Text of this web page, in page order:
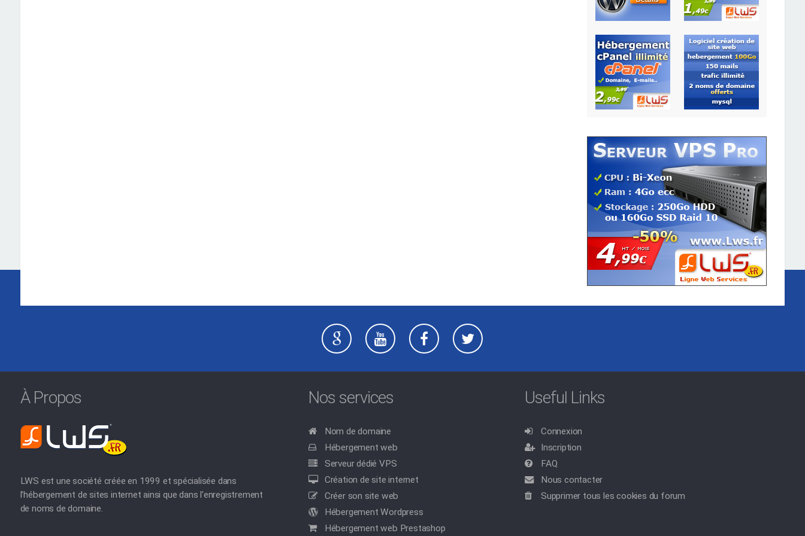
À Propos
LWS est une société créée en 1999 et spécialisée dans
l'hébergement de sites internet ainsi que dans l'enregistrement
de noms de domaine.
Nos services
Nom de domaine
Hébergement web
Serveur dédié VPS
Création de site internet
Créer son site web
Hébergement Wordpress
Hébergement web Prestashop
Useful Links
Connexion
Inscription
FAQ
Nous contacter
Supprimer tous les cookies du forum